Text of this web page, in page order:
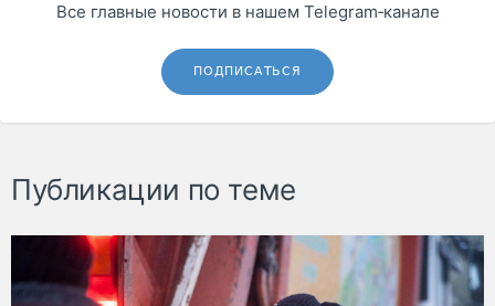
Все главные новости в нашем Telegram‑канале
ПОДПИСАТЬСЯ
Публикации по теме